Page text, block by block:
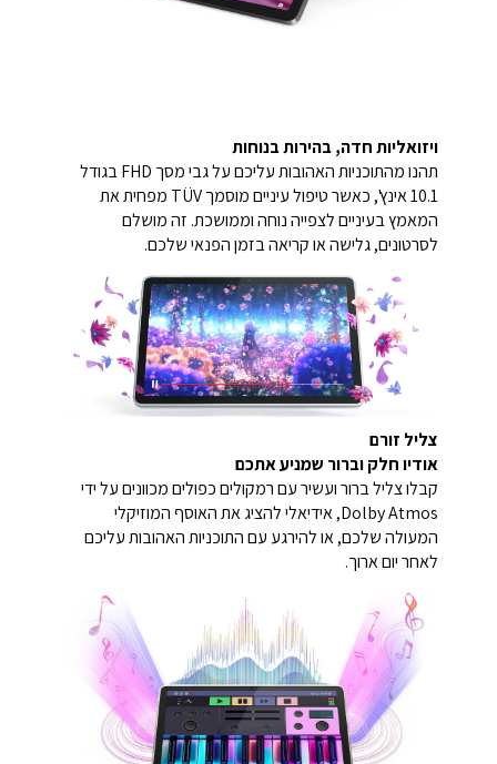
ויזואליות חדה, בהירות בנוחות
תהנו מהתוכניות האהובות עליכם על גבי מסך FHD בגודל
10.1 אינץ', כאשר טיפול עיניים מוסמך TÜV מפחית את
המאמץ בעיניים לצפייה נוחה וממושכת. זה מושלם
לסרטונים, גלישה או קריאה בזמן הפנאי שלכם.
צליל זורם
אודיו חלק וברור שמניע אתכם
קבלו צליל ברור ועשיר עם רמקולים כפולים מכוונים על ידי
Dolby Atmos, אידיאלי להציג את האוסף המוזיקלי
המעולה שלכם, או להירגע עם התוכניות האהובות עליכם
לאחר יום ארוך.